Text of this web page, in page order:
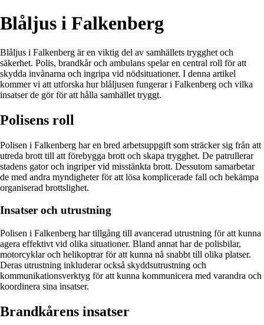
Blåljus i Falkenberg
Blåljus i Falkenberg är en viktig del av samhällets trygghet och
säkerhet. Polis, brandkår och ambulans spelar en central roll för att
skydda invånarna och ingripa vid nödsituationer. I denna artikel
kommer vi att utforska hur blåljusen fungerar i Falkenberg och vilka
insatser de gör för att hålla samhället tryggt.
Polisens roll
Polisen i Falkenberg har en bred arbetsuppgift som sträcker sig från att
utreda brott till att förebygga brott och skapa trygghet. De patrullerar
stadens gator och ingriper vid misstänkta brott. Dessutom samarbetar
de med andra myndigheter för att lösa komplicerade fall och bekämpa
organiserad brottslighet.
Insatser och utrustning
Polisen i Falkenberg har tillgång till avancerad utrustning för att kunna
agera effektivt vid olika situationer. Bland annat har de polisbilar,
motorcyklar och helikoptrar för att kunna nå snabbt till olika platser.
Deras utrustning inkluderar också skyddsutrustning och
kommunikationsverktyg för att kunna kommunicera med varandra och
koordinera sina insatser.
Brandkårens insatser